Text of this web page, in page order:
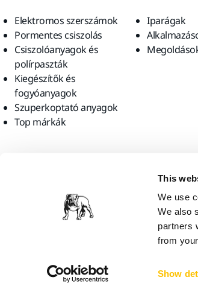
This
We use
We also
partners
from
Show
Elektromos szerszámok
Pormentes csiszolás
Csiszolóanyagok és
polírpaszták
Kiegészítők és
fogyóanyagok
Szuperkoptató anyagok
Top márkák
Iparágak
Úgy gondoljuk, hogy Ön a következő